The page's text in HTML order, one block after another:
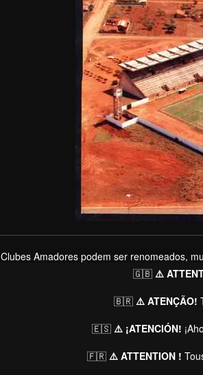
Clubes Amadores podem ser renomeados,
🇬🇧 ⚠️
🇧🇷 ⚠️ ATENÇÃO!
🇪🇸 ⚠️ ¡ATENCIÓN!
🇫🇷 ⚠️ ATTENTION !